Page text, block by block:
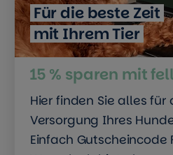
Für die beste Zeit
mit Ihrem Tier
15 % sparen mit
Hier finden Sie alles
Versorgung Ihres
Einfach Gutscheincode